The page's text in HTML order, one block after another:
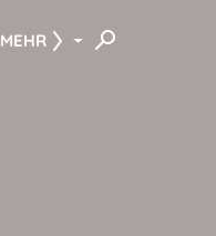
MEHR